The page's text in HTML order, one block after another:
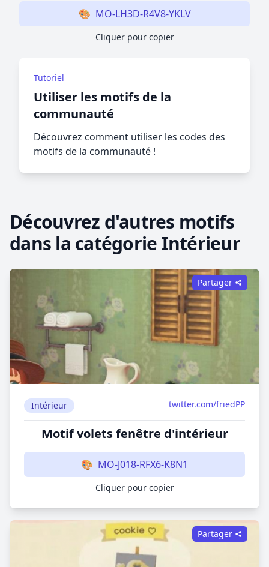
🎨 MO-LH3D-R4V8-YKLV
Cliquer pour copier
Tutoriel
Utiliser les motifs de la
communauté
Découvrez comment utiliser les codes des
motifs de la communauté !
Découvrez d'autres motifs
dans la catégorie Intérieur
Intérieur twitter.com/friedPP
Motif volets fenêtre d'intérieur
🎨 MO-J018-RFX6-K8N1
Cliquer pour copier
Partager
Partager